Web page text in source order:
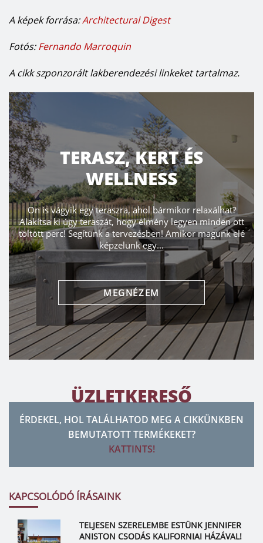
A képek forrása:Architectural Digest
Fotós:Fernando Marroquin
A cikk szponzorált lakberendezési linkeket tartalmaz.
TERASZ, KERT ÉS
WELLNESS
Ön is vágyik egy teraszra, ahol bármikor relaxálhat?
Alakítsa ki úgy teraszát, hogy élmény legyen minden ott
töltött perc! Segítünk a tervezésben! Amikor magunk elé
képzelünk egy...
MEGNÉZEM
ÜZLETKERESŐ
ÉRDEKEL, HOL TALÁLHATOD MEG A CIKKÜNKBEN
BEMUTATOTT TERMÉKEKET?
KATTINTS!
KAPCSOLÓDÓ ÍRÁSAINK
TELJESEN SZERELEMBE ESTÜNK JENNIFER
ANISTON CSODÁS KALIFORNIAI HÁZÁVAL!